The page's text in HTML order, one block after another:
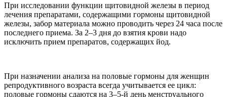
При исследовании функции щитовидной железы в период
лечения препаратами, содержащими гормоны щитовидной
железы, забор материала можно проводить через 24 часа после
последнего приема. За 2–3 дня до взятия крови надо
исключить прием препаратов, содержащих йод.
При назначении анализа на половые гормоны для женщин
репродуктивного возраста всегда учитывается ее цикл:
половые гормоны сдаются на 3–5-й день менструального